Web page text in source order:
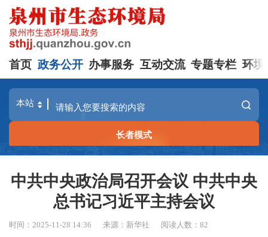
首页 政务公开 办事服务 互动交流 专题专栏 环境
长者模式
中共中央政治局召开会议 中共中央
总书记习近平主持会议
时间：2025-11-28 14:36 来源：新华社 阅读人数：82